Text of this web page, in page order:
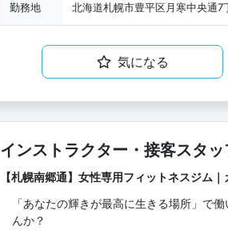
勤務地 北海道札幌市豊平区月寒中央通
気になる
インストラクター・接客スタッ
【札幌南郷通】女性専用フィットネスジム｜
「あなたの輝きが最高に生きる場所」で
んか？